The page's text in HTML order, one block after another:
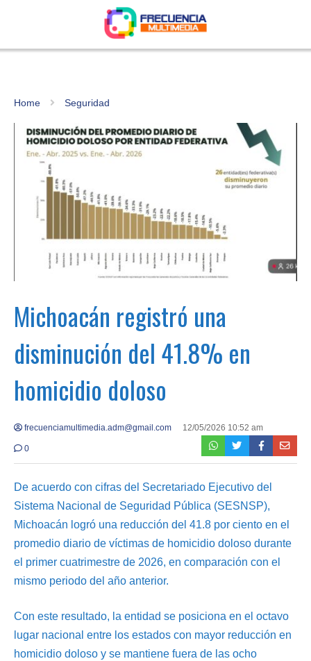
Home Seguridad
Michoacán registró una
disminución del 41.8% en
homicidio doloso
frecuenciamultimedia.adm@gmail.com 12/05/2026 10:52 am
0
De acuerdo con cifras del Secretariado Ejecutivo del
Sistema Nacional de Seguridad Pública (SESNSP),
Michoacán logró una reducción del 41.8 por ciento en el
promedio diario de víctimas de homicidio doloso durante
el primer cuatrimestre de 2026, en comparación con el
mismo periodo del año anterior.
Con este resultado, la entidad se posiciona en el octavo
lugar nacional entre los estados con mayor reducción en
homicidio doloso y se mantiene fuera de las ocho